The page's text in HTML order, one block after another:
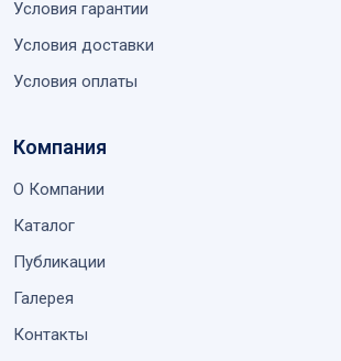
Условия гарантии
Условия доставки
Условия оплаты
Компания
О Компании
Каталог
Публикации
Галерея
Контакты